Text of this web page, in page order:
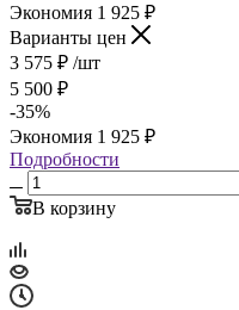
Экономия 1 925 ₽
Варианты цен
3 575 ₽ /шт
5 500 ₽
-35%
Экономия 1 925 ₽
Подробности
В корзину